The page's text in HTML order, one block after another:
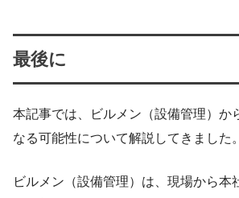
最後に
本記事では、ビルメン（設備管理）か
なる可能性について解説してきました。
ビルメン（設備管理）は、現場から本